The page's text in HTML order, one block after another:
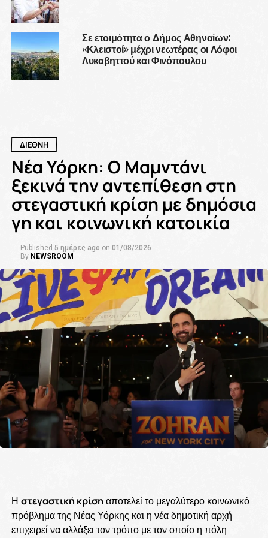
Σε ετοιμότητα ο Δήμος Αθηναίων:
«Κλειστοί» μέχρι νεωτέρας οι Λόφοι
Λυκαβηττού και Φινόπουλου
ΔΙΕΘΝΗ
Νέα Υόρκη: Ο Μαμντάνι
ξεκινά την αντεπίθεση στη
στεγαστική κρίση με δημόσια
γη και κοινωνική κατοικία
Published 5 ημέρες ago on 01/08/2026
By NEWSROOM
Η στεγαστική κρίση αποτελεί το μεγαλύτερο κοινωνικό
πρόβλημα της Νέας Υόρκης και η νέα δημοτική αρχή
επιχειρεί να αλλάξει τον τρόπο με τον οποίο η πόλη